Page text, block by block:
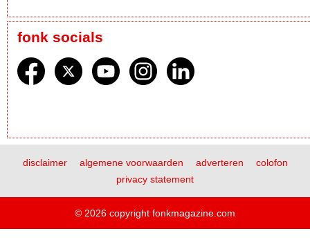
fonk socials
disclaimer algemene voorwaarden adverteren
colofon
privacy statement
© 2026 copyright fonkmagazine.com